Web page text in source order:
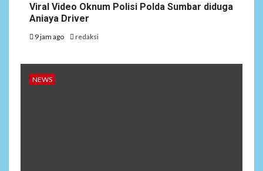
Viral Video Oknum Polisi Polda Sumbar diduga
Aniaya Driver
9 jam ago redaksi
NEWS